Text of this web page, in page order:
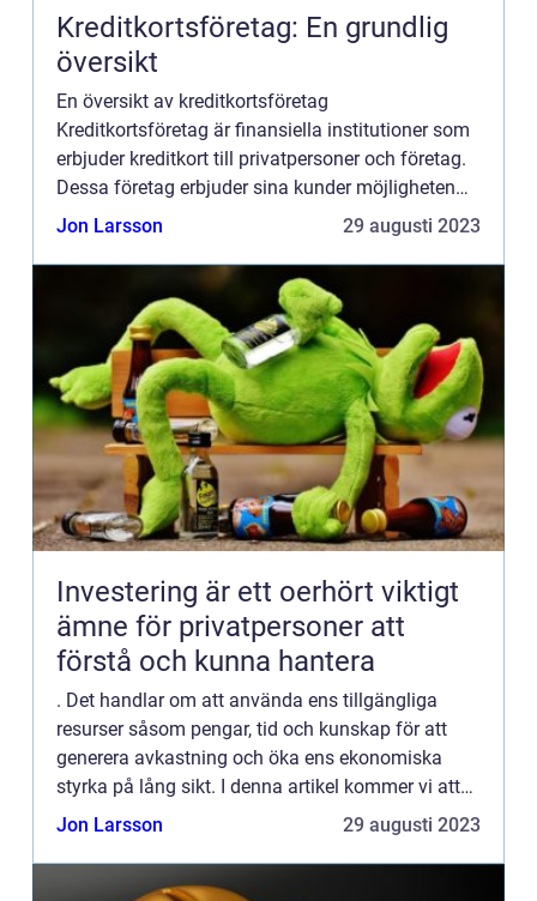
Kreditkortsföretag: En grundlig
översikt
En översikt av kreditkortsföretag
Kreditkortsföretag är finansiella institutioner som
erbjuder kreditkort till privatpersoner och företag.
Dessa företag erbjuder sina kunder möjligheten
att använda sina kreditkort för att göra inköp och
Jon Larsson 29 augusti 2023
Investering är ett oerhört viktigt
ämne för privatpersoner att
förstå och kunna hantera
. Det handlar om att använda ens tillgängliga
resurser såsom pengar, tid och kunskap för att
generera avkastning och öka ens ekonomiska
styrka på lång sikt. I denna artikel kommer vi att
utforska begreppet ”vad är investering” både i
Jon Larsson 29 augusti 2023